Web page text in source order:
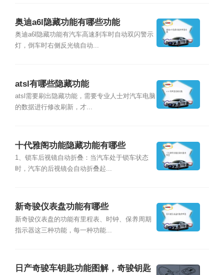
奥迪a6l隐藏功能有哪些功能
奥迪a6l隐藏功能有汽车高速刹车时自动双闪警示
灯，倒车时右侧反光镜自动...
atsl有哪些隐藏功能
atsl需要刷出隐藏功能，需要专业人士对汽车电脑
的数据进行修改刷新，才...
十代雅阁功能隐藏功能有哪些
1、锁车后视镜自动折叠：当汽车处于锁车状态
时，汽车的后视镜会自动折叠起...
新奇骏仪表盘功能有哪些
新奇骏仪表盘的功能有里程表、时钟、保养周期
指示器这三种功能，每一种功能...
日产奇骏车钥匙功能图解，奇骏钥匙